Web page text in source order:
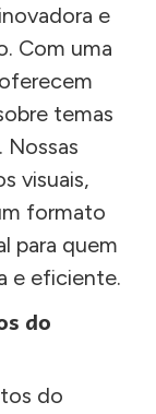
e
Com uma
temas
Nossas
visuais,
formato
para quem
e eficiente.
do
do